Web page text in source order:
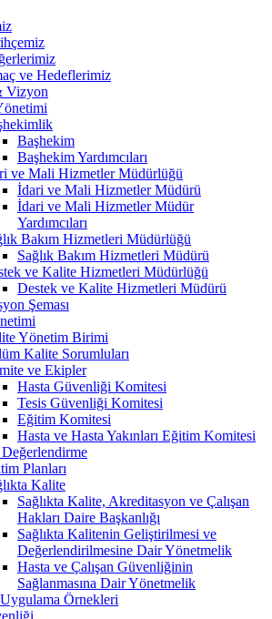
ve Hedeflerimiz
Vizyon
Başhekim
Başhekim Yardımcıları
ve Mali Hizmetler Müdürlüğü
İdari ve Mali Hizmetler Müdürü
İdari ve Mali Hizmetler Müdür
Yardımcıları
Bakım Hizmetleri Müdürlüğü
Sağlık Bakım Hizmetleri Müdürü
ve Kalite Hizmetleri Müdürlüğü
Destek ve Kalite Hizmetleri Müdürü
Şeması
Yönetim Birimi
Kalite Sorumluları
ve Ekipler
Hasta Güvenliği Komitesi
Tesis Güvenliği Komitesi
Eğitim Komitesi
Hasta ve Hasta Yakınları Eğitim Komitesi
Planları
Kalite
Sağlıkta Kalite, Akreditasyon ve Çalışan
Hakları Daire Başkanlığı
Sağlıkta Kalitenin Geliştirilmesi ve
Değerlendirilmesine Dair Yönetmelik
Hasta ve Çalışan Güvenliğinin
Sağlanmasına Dair Yönetmelik
Örnekleri